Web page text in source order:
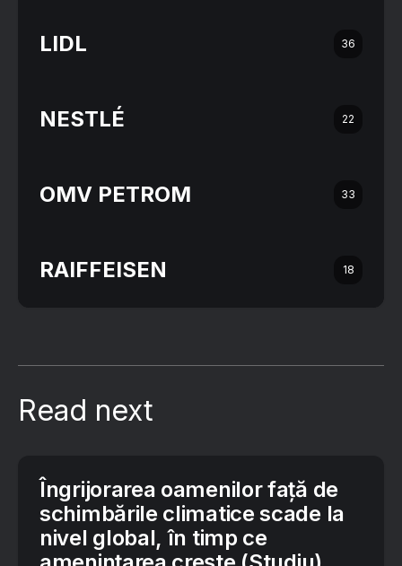
LIDL 36
NESTLÉ 22
OMV PETROM 33
RAIFFEISEN 18
Read next
Îngrijorarea oamenilor față de
schimbările climatice scade la
nivel global, în timp ce